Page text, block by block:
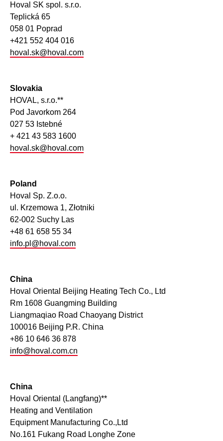
Hoval SK spol. s.r.o.
Teplická 65
058 01 Poprad
+421 552 404 016
hoval.sk@hoval.com
Slovakia
HOVAL, s.r.o.**
Pod Javorkom 264
027 53 Istebné
+ 421 43 583 1600
hoval.sk@hoval.com
Poland
Hoval Sp. Z.o.o.
ul. Krzemowa 1, Złotniki
62-002 Suchy Las
+48 61 658 55 34
info.pl@hoval.com
China
Hoval Oriental Beijing Heating Tech Co., Ltd
Rm 1608 Guangming Building
Liangmaqiao Road Chaoyang District
100016 Beijing P.R. China
+86 10 646 36 878
info@hoval.com.cn
China
Hoval Oriental (Langfang)**
Heating and Ventilation
Equipment Manufacturing Co.,Ltd
No.161 Fukang Road Longhe Zone